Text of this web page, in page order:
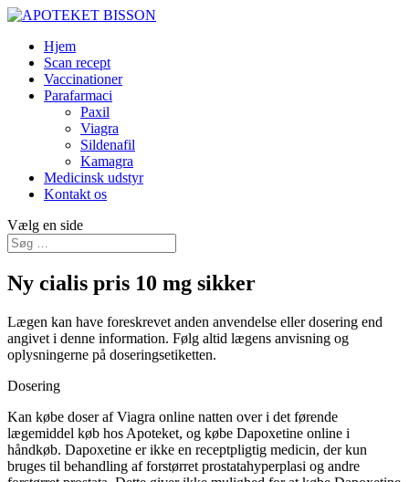
Hjem
Scan recept
Vaccinationer
Parafarmaci
Paxil
Viagra
Sildenafil
Kamagra
Medicinsk udstyr
Kontakt os
Vælg en side
Ny cialis pris 10 mg sikker
Lægen kan have foreskrevet anden anvendelse eller dosering end
angivet i denne information. Følg altid lægens anvisning og
oplysningerne på doseringsetiketten.
Dosering
Kan købe doser af Viagra online natten over i det førende
lægemiddel køb hos Apoteket, og købe Dapoxetine online i
håndkøb. Dapoxetine er ikke en receptpligtig medicin, der kun
bruges til behandling af forstørret prostatahyperplasi og andre